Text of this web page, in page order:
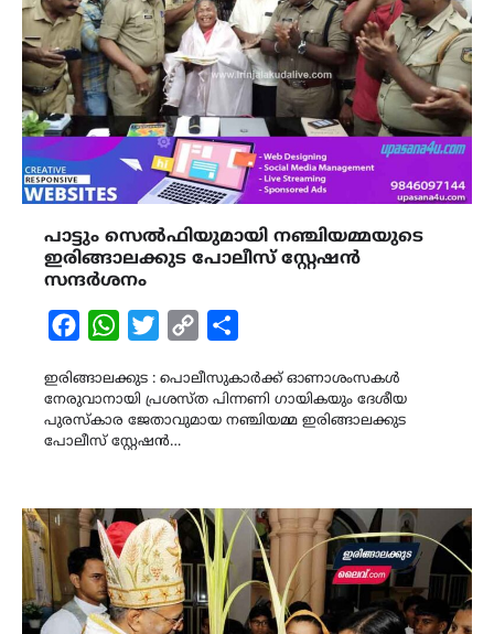
പാട്ടും സെൽഫിയുമായി നഞ്ചിയമ്മയുടെ
ഇരിങ്ങാലക്കുട പോലീസ് സ്റ്റേഷൻ
സന്ദർശനം
FacebookWhatsAppTwitterCopy
ഇരിങ്ങാലക്കുട : പൊലീസുകാർക്ക് ഓണാശംസകൾ
നേരുവാനായി പ്രശസ്ത പിന്നണി ഗായികയും ദേശീയ
പുരസ്കാര ജേതാവുമായ നഞ്ചിയമ്മ ഇരിങ്ങാലക്കുട
പോലീസ് സ്റ്റേഷൻ…